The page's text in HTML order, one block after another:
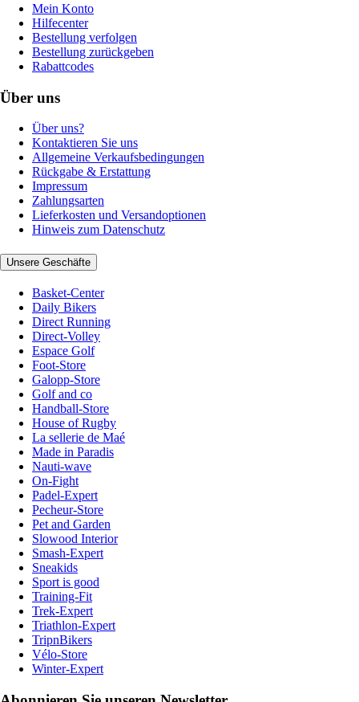
Mein Konto
Hilfecenter
Bestellung verfolgen
Bestellung zurückgeben
Rabattcodes
Über uns
Über uns?
Kontaktieren Sie uns
Allgemeine Verkaufsbedingungen
Rückgabe & Erstattung
Impressum
Zahlungsarten
Lieferkosten und Versandoptionen
Hinweis zum Datenschutz
Unsere Geschäfte
Basket-Center
Daily Bikers
Direct Running
Direct-Volley
Espace Golf
Foot-Store
Galopp-Store
Golf and co
Handball-Store
House of Rugby
La sellerie de Maé
Made in Paradis
Nauti-wave
On-Fight
Padel-Expert
Pecheur-Store
Pet and Garden
Slowood Interior
Smash-Expert
Sneakids
Sport is good
Training-Fit
Trek-Expert
Triathlon-Expert
TripnBikers
Vélo-Store
Winter-Expert